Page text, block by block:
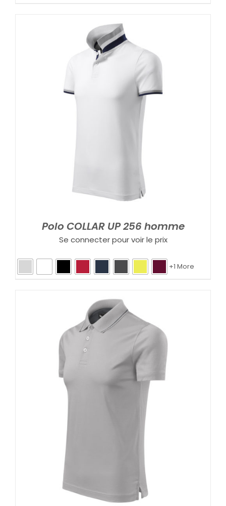
Polo COLLAR UP 256 homme
Se connecter pour voir le prix
+1 More